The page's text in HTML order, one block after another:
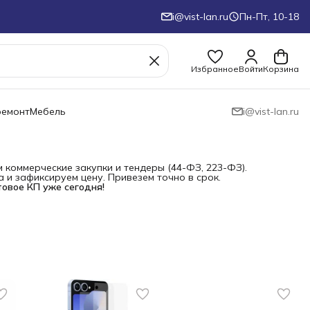
i@vist-lan.ru Пн-Пт, 10-18
ИзбранноеВойтиКорзина
Мебель i@vist-lan.ru
закупки и тендеры (44-ФЗ, 223-ФЗ).
зафиксируем цену. Привезем точно в срок.
КП уже сегодня!